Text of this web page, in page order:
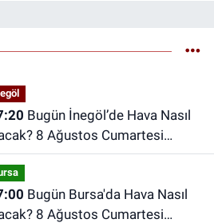
8 Ağustos Cumartesi
Hava Durumu
8 Ağustos Cumartesi